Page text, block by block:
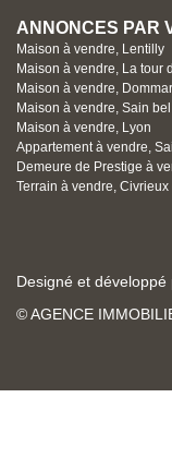
ANNONCES PAR
Maison à vendre, Lentilly
Maison à vendre, La tour
Maison à vendre,
Maison à vendre, Sain bel
Maison à vendre, Lyon
Appartement à vendre,
Demeure de Prestige à
Terrain à vendre,
Designé et développé
© AGENCE